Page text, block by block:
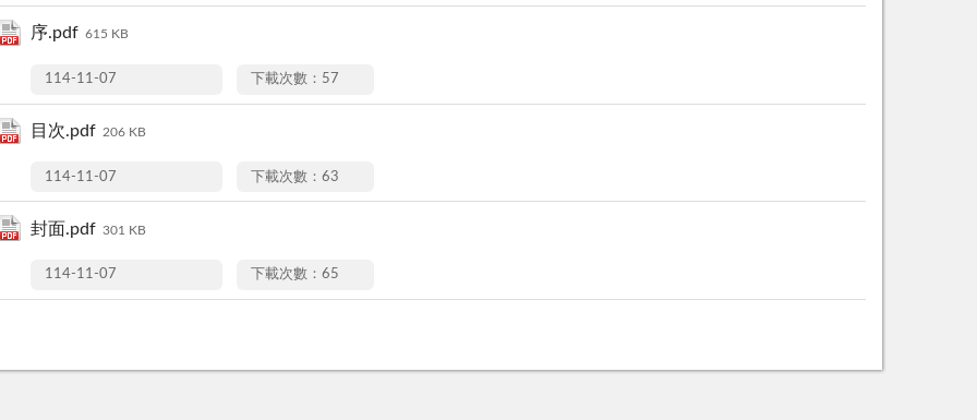
序.pdf 615 KB
114-11-07 下載次數：57
目次.pdf 206 KB
114-11-07 下載次數：63
封面.pdf 301 KB
114-11-07 下載次數：65